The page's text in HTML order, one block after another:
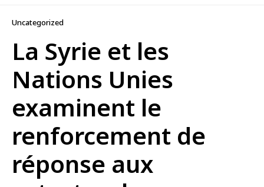
Uncategorized
La Syrie et les
Nations Unies
examinent le
renforcement de
réponse aux